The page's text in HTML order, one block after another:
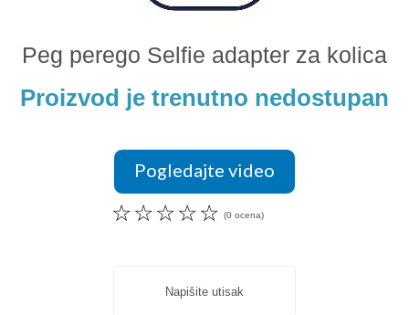
Peg perego Selfie adapter za kolica
Proizvod je trenutno nedostupan
Pogledajte video
☆
☆
☆
☆
☆ (0 ocena)
Napišite utisak